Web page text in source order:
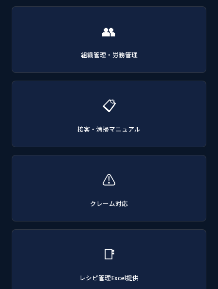
👥
組織管理・労務管理
📋
接客・清掃マニュアル
⚠
クレーム対応
📑
レシピ管理Excel提供